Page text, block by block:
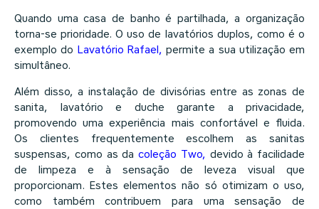
Quando uma casa de banho é partilhada, a organização
torna-se prioridade. O uso de lavatórios duplos, como é o
exemplo do Lavatório Rafael , permite a sua utilização em
simultâneo.
Além disso, a instalação de divisórias entre as zonas de
sanita, lavatório e duche garante a privacidade,
promovendo uma experiência mais confortável e fluida.
Os clientes frequentemente escolhem as sanitas
suspensas, como as da coleção Two, devido à facilidade
de limpeza e à sensação de leveza visual que
proporcionam. Estes elementos não só otimizam o uso,
como também contribuem para uma sensação de